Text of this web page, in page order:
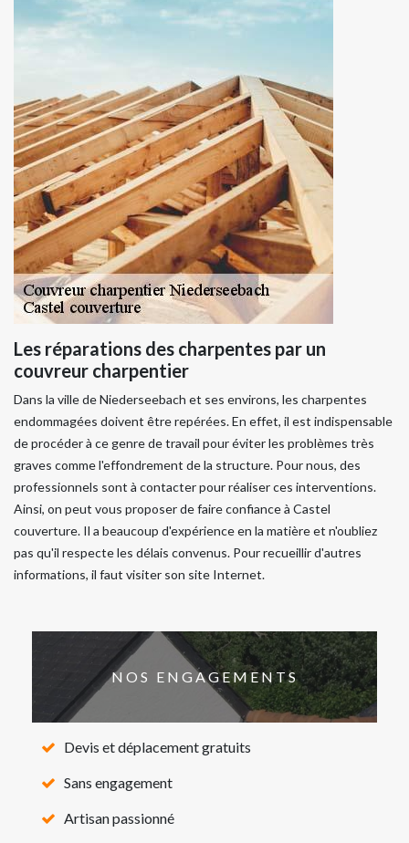
Les réparations des charpentes par un
couvreur charpentier
Dans la ville de Niederseebach et ses environs, les charpentes
endommagées doivent être repérées. En effet, il est indispensable
de procéder à ce genre de travail pour éviter les problèmes très
graves comme l'effondrement de la structure. Pour nous, des
professionnels sont à contacter pour réaliser ces interventions.
Ainsi, on peut vous proposer de faire confiance à Castel
couverture. Il a beaucoup d'expérience en la matière et n'oubliez
pas qu'il respecte les délais convenus. Pour recueillir d'autres
informations, il faut visiter son site Internet.
NOS ENGAGEMENTS
Devis et déplacement gratuits
Sans engagement
Artisan passionné